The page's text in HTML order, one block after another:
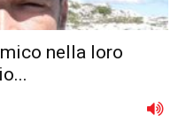
nella loro